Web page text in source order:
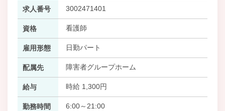
求人番号 3002471401
資格 看護師
雇用形態 日勤パート
配属先 障害者グループホーム
給与 時給 1,300円
勤務時間
6:00～21:00